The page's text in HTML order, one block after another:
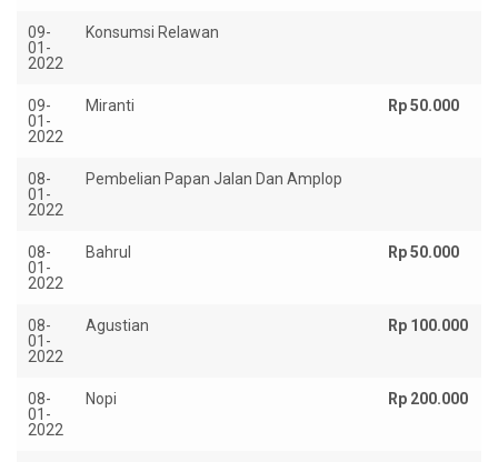
09-
01-
2022
Konsumsi Relawan
09-
01-
2022
Miranti Rp 50.000
08-
01-
2022
Pembelian Papan Jalan Dan Amplop
08-
01-
2022
Bahrul Rp 50.000
08-
01-
2022
Agustian Rp 100.000
08-
01-
2022
Nopi Rp 200.000